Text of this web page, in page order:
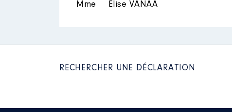
Mme
Elise VANAA
RECHERCHER UNE DÉCLARATION